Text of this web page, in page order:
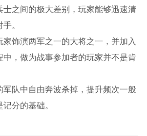
士之间的极大差别，玩家能够迅速清
。
饰演两军之一的大将之一，并加入
，做为战事参加者的玩家并不是肯
队中自由奔波杀掉，提升频次一般
分的基础。